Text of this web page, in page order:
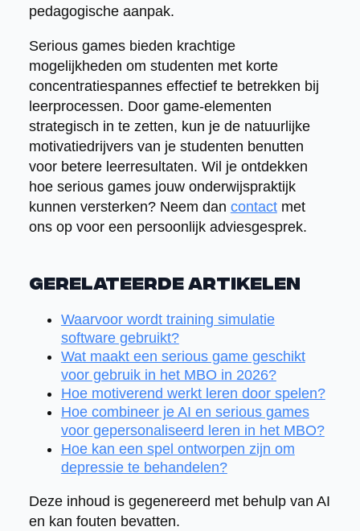
pedagogische aanpak.
Serious games bieden krachtige
mogelijkheden om studenten met korte
concentratiespannes effectief te betrekken bij
leerprocessen. Door game-elementen
strategisch in te zetten, kun je de natuurlijke
motivatiedrijvers van je studenten benutten
voor betere leerresultaten. Wil je ontdekken
hoe serious games jouw onderwijspraktijk
kunnen versterken? Neem dan contactmet
ons op voor een persoonlijk adviesgesprek.
Gerelateerde artikelen
Waarvoor wordt training simulatie
software gebruikt?
Wat maakt een serious game geschikt
voor gebruik in het MBO in 2026?
Hoe motiverend werkt leren door spelen?
Hoe combineer je AI en serious games
voor gepersonaliseerd leren in het MBO?
Hoe kan een spel ontworpen zijn om
depressie te behandelen?
Deze inhoud is gegenereerd met behulp van AI
en kan fouten bevatten.